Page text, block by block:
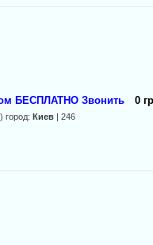
БЕСПЛАТНО Звонить 0
город: Киев| 246